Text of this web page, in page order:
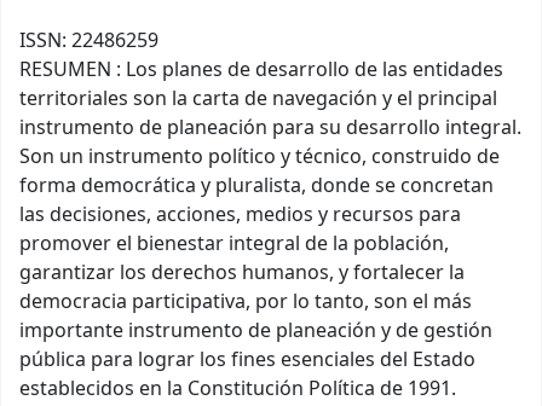
ISSN: 22486259
RESUMEN : Los planes de desarrollo de las entidades
territoriales son la carta de navegación y el principal
instrumento de planeación para su desarrollo integral.
Son un instrumento político y técnico, construido de
forma democrática y pluralista, donde se concretan
las decisiones, acciones, medios y recursos para
promover el bienestar integral de la población,
garantizar los derechos humanos, y fortalecer la
democracia participativa, por lo tanto, son el más
importante instrumento de planeación y de gestión
pública para lograr los fines esenciales del Estado
establecidos en la Constitución Política de 1991.